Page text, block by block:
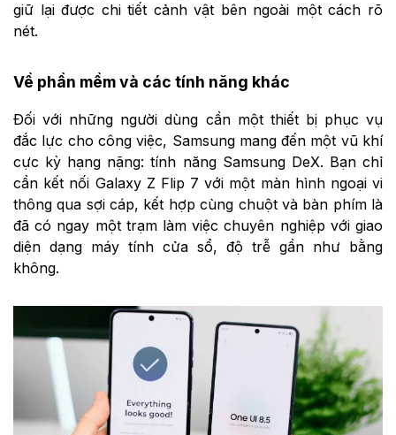
giữ lại được chi tiết cảnh vật bên ngoài một cách rõ
nét.
Về phần mềm và các tính năng khác
Đối với những người dùng cần một thiết bị phục vụ
đắc lực cho công việc, Samsung mang đến một vũ khí
cực kỳ hạng nặng: tính năng Samsung DeX. Bạn chỉ
cần kết nối Galaxy Z Flip 7 với một màn hình ngoại vi
thông qua sợi cáp, kết hợp cùng chuột và bàn phím là
đã có ngay một trạm làm việc chuyên nghiệp với giao
diện dạng máy tính cửa sổ, độ trễ gần như bằng
không.